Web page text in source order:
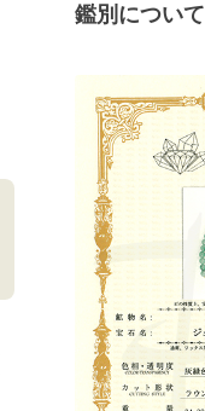
鑑別について